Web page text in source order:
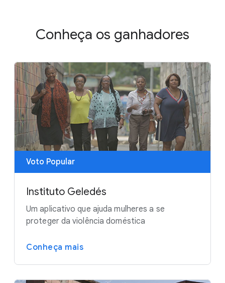
Conheça os ganhadores
Voto Popular
Instituto Geledés
Um aplicativo que ajuda mulheres a se
proteger da violência doméstica
Conheça mais